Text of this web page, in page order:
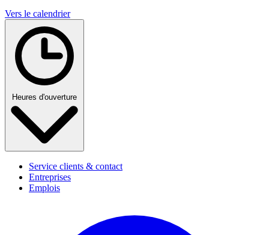
Vers le calendrier
Heures d'ouverture
Service clients & contact
Entreprises
Emplois